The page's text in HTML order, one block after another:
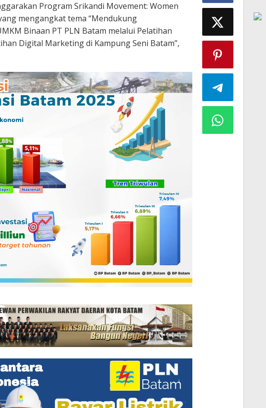
Program Srikandi Movement: Women
mengangkat tema “Mendukung
Binaan PT PLN Batam melalui Pelatihan
Digital Marketing di Kampung Seni Batam”,